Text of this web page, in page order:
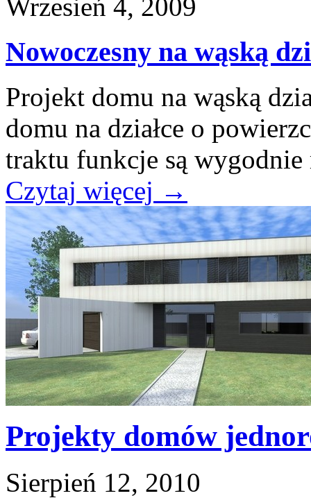
Wrzesień 4, 2009
Nowoczesny na wąską
Projekt domu na wąską
domu na działce o
traktu funkcje są wygodnie
Czytaj więcej →
Projekty domów
Sierpień 12, 2010